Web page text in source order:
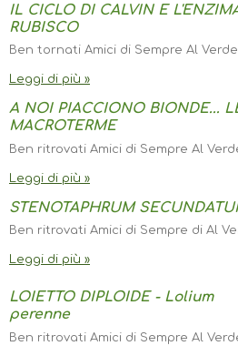
IL CICLO DI CALVIN E
RUBISCO
Ben tornati Amici di Sempre Al
Leggi di più »
A NOI PIACCIONO BIONDE...
MACROTERME
Ben ritrovati Amici di Sempre Al
Leggi di più »
STENOTAPHRUM
Ben ritrovati Amici di Sempre di Al
Leggi di più »
LOIETTO DIPLOIDE - Lolium
perenne
Ben ritrovati Amici di Sempre Al